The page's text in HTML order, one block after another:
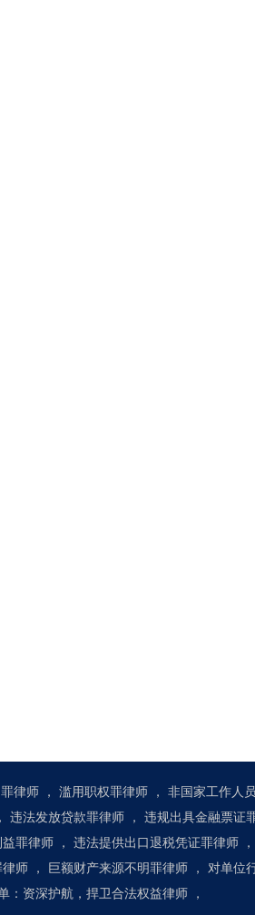
律师 ， 滥用职权罪律师 ， 非国家工作人
， 违法发放贷款罪律师 ， 违规出具金融票证
罪律师 ， 违法提供出口退税凭证罪律师 ，
师 ， 巨额财产来源不明罪律师 ， 对单位
：资深护航，捍卫合法权益律师 ，